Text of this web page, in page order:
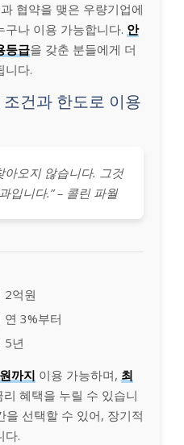
협약을 맺은 우량기업에
나 이용 가능합니다. 안
등급을 갖춘 분들에게 더
니다.
건과 한도로 이용
아오지 않습니다. 그것
입니다.” – 콜린 파월
2억원
연 3%부터
5년
까지 이용 가능하며, 최
혜택을 누릴 수 있습니
을 선택할 수 있어, 장기적
다.